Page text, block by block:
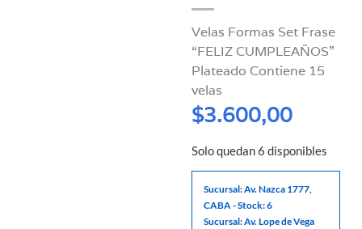
Velas Formas Set Frase
“FELIZ CUMPLEAÑOS”
Plateado Contiene 15
velas
$3.600,00
Solo quedan 6 disponibles
Sucursal: Av. Nazca 1777,
CABA - Stock: 6
Sucursal: Av. Lope de Vega